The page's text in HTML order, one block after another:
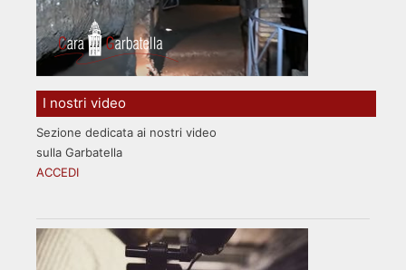
I nostri video
Sezione dedicata ai nostri video
sulla Garbatella
ACCEDI